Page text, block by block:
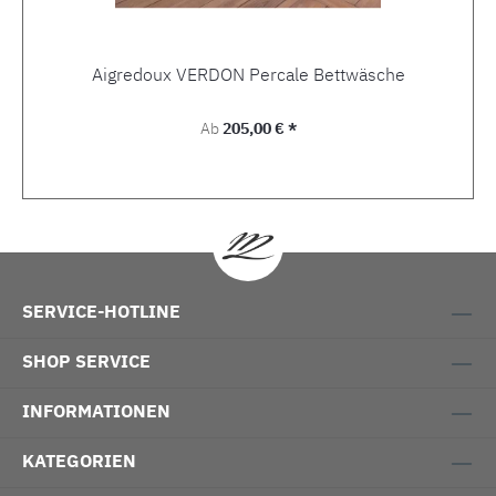
Aigredoux VERDON Percale Bettwäsche
Regulärer Preis:
Ab205,00 € *
SERVICE-HOTLINE
SHOP SERVICE
INFORMATIONEN
KATEGORIEN